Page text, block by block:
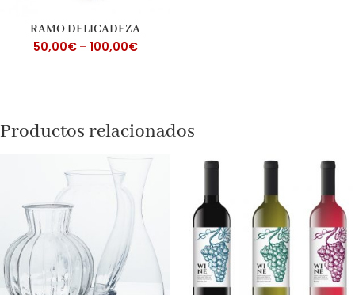
RAMO DELICADEZA
50,00€– 100,00€
Productos relacionados